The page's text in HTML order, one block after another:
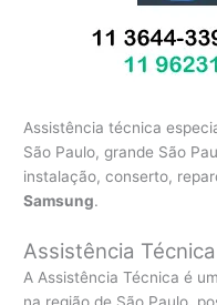
Assistência técnica
São Paulo, grande São
instalação, conserto,
Samsung.
Assistência
A Assistência Técnica é
na região de São Paulo,